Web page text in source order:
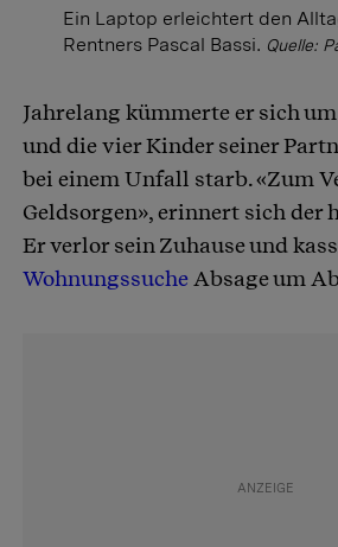
Ein Laptop erleichtert den
Rentners Pascal Bassi. Quelle:
Jahrelang kümmerte er sich
und die vier Kinder seiner
bei einem Unfall starb. «Zum
Geldsorgen», erinnert sich der
Er verlor sein Zuhause und
Wohnungssuche Absage um